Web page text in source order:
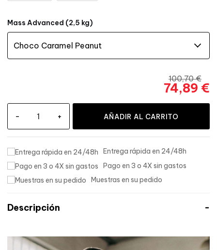
Mass Advanced (2,5 kg)
100,70 €
74,89 €
- + AÑADIR AL CARRITO
Entrega rápida en 24/48h
Pago en 3 o 4X sin gastos
Muestras en su pedido
Descripción